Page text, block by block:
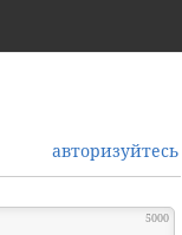
авторизуйтесь
5000